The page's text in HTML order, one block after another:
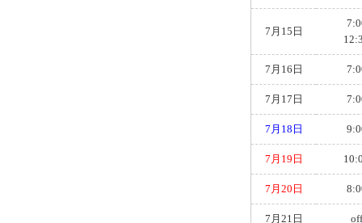
7月15日
7月16日
7月17日
7月18日
7月19日
7月20日
7月21日 off